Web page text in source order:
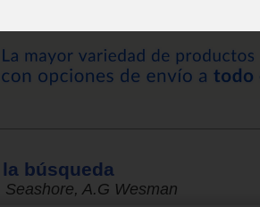
búsqueda
A.G Wesman